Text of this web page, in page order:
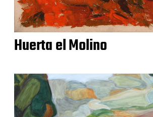
Huerta el Molino